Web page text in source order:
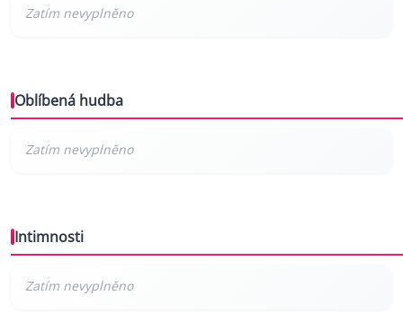
Oblíbená hudba
Intimnosti